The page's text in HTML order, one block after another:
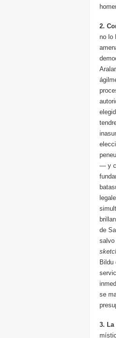
2.
no lo
— y
de
salvo
Bildu
se
3.